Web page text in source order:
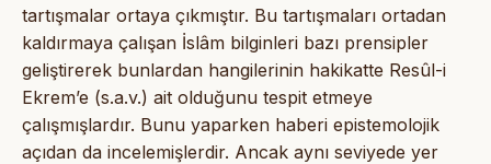
tartışmalar ortaya çıkmıştır. Bu tartışmaları ortadan
kaldırmaya çalışan İslâm bilginleri bazı prensipler
geliştirerek bunlardan hangilerinin hakikatte Resûl-i
Ekrem’e (s.a.v.) ait olduğunu tespit etmeye
çalışmışlardır. Bunu yaparken haberi epistemolojik
açıdan da incelemişlerdir. Ancak aynı seviyede yer